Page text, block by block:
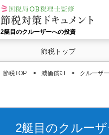
2艇目のクルーザーへの投資
節税トップ
節税TOP 減価償却 クルーザー
2艇目のクルー